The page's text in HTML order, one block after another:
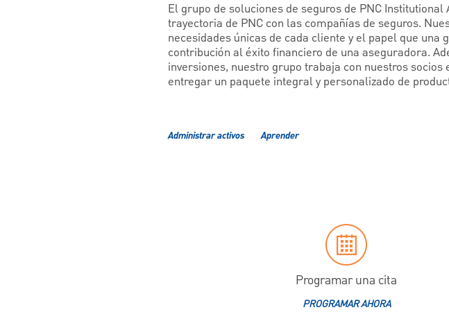
El grupo de soluciones de seguros de PNC
trayectoria de PNC con las compañías de seguros.
necesidades únicas de cada cliente y el papel que
contribución al éxito financiero de una aseguradora.
inversiones, nuestro grupo trabaja con nuestros
entregar un paquete integral y personalizado de
Administrar activos Aprender
Programar una cita
PROGRAMAR AHORA